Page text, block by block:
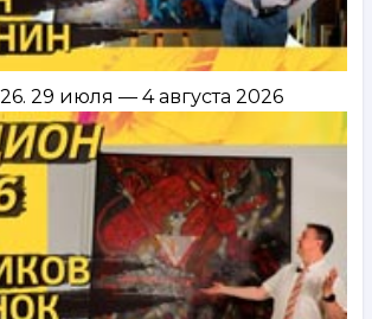
29 июля — 4 августа 2026